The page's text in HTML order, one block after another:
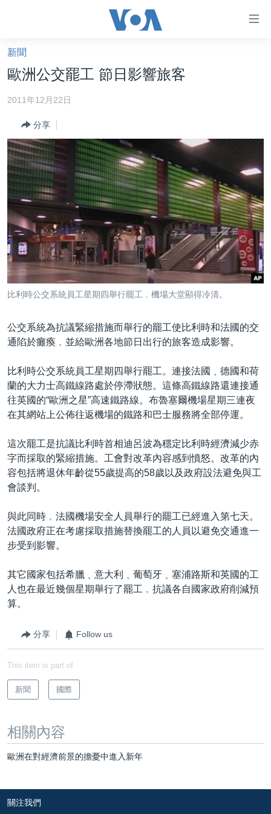
礙
鏈
跳
內
容
跳
轉
航
跳
轉
到
檢
美國大選2024
台灣
美中關係
海外港人
新聞自由
揭謊頻道
美國
中國
國際
視頻
每日視頻新聞
VOA 60秒 (國際)
美國專訊
視頻存檔
音頻
時事經緯
新聞音頻
海外港人
美國透視
建國史話
國語
關注我們
其他語言網站
新聞
歐洲公交罷工 節日影響旅客
2011年12月22日
分享
比利時公交系統員工星期四舉行罷工﹐機場大堂顯得冷清。
公交系統為抗議緊縮措施而舉行的罷工使比利時和法國的交
通陷於癱瘓﹐並給歐洲各地節日出行的旅客造成影響。
比利時公交系統員工星期四舉行罷工。連接法國﹑德國和荷
蘭的大力士高鐵線路處於停滯狀態。這條高鐵線路還連接通
往英國的“歐洲之星”高速鐵路線。布魯塞爾機場星期三連夜
在其網站上公佈往返機場的鐵路和巴士服務將全部停運。
這次罷工是抗議比利時首相迪呂波為穩定比利時經濟減少赤
字而採取的緊縮措施。工會對改革內容感到憤怒。改革的內
容包括將退休年齡從55歲提高的58歲以及政府設法避免與工
會談判。
與此同時﹐法國機場安全人員舉行的罷工已經進入第七天。
法國政府正在考慮採取措施替換罷工的人員以避免交通進一
步受到影響。
其它國家包括希臘﹑意大利﹑葡萄牙﹑塞浦路斯和英國的工
人也在最近幾個星期舉行了罷工﹐抗議各自國家政府削減預
算。
分享 Follow us
This item is part of
新聞 國際
相關內容
歐洲在對經濟前景的擔憂中進入新年
關注我們